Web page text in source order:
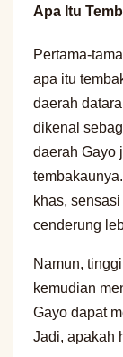
Apa Itu
Pertama-
apa itu
daerah
dikenal
daerah Gayo
khas,
cenderung
Namun,
kemudian
Gayo dapat
Jadi, apakah